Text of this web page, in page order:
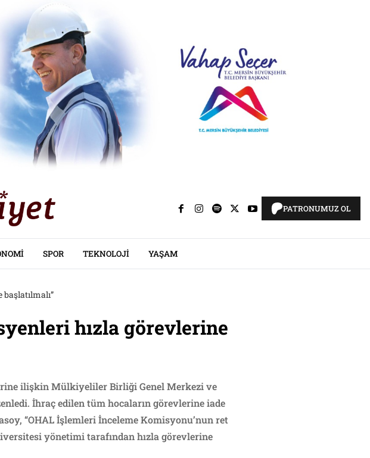
PATRONUMUZ OL
SPOR TEKNOLOJI YAŞAM
hızla görevlerine
ilişkin Mülkiyeliler Birliği Genel Merkezi ve
İhraç edilen tüm hocaların görevlerine iade
“OHAL İşlemleri İnceleme Komisyonu’nun ret
yönetimi tarafından hızla görevlerine